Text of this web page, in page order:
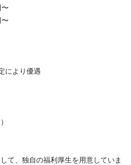
により優遇
て、独自の福利厚生を用意していま